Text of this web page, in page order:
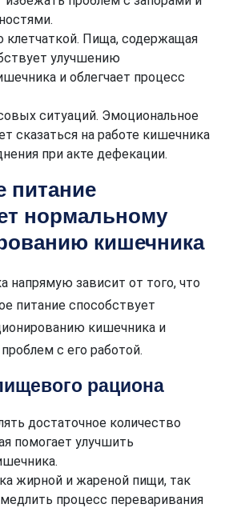
клетчаткой. Пища, содержащая
улучшению
и облегчает процесс
ситуаций. Эмоциональное
сказаться на работе кишечника
при акте дефекации.
питание
нормальному
кишечника
напрямую зависит от того, что
питание способствует
кишечника и
с его работой.
рациона
достаточное количество
помогает улучшить
жирной и жареной пищи, так
процесс переваривания